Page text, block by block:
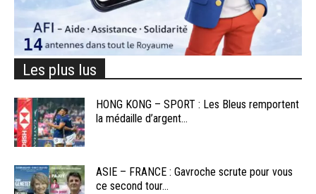
Les plus lus
HONG KONG – SPORT : Les Bleus remportent
la médaille d’argent...
ASIE – FRANCE : Gavroche scrute pour vous
ce second tour...